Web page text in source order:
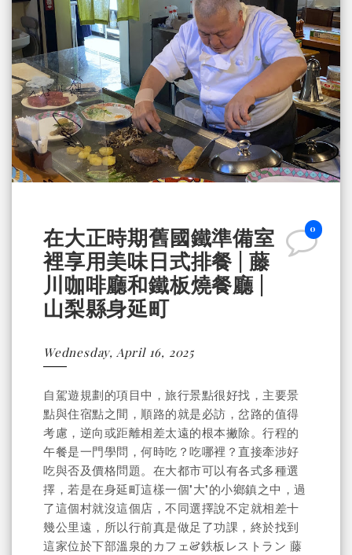
0
在大正時期舊國鐵準備室
裡享用美味日式排餐 | 藤
川咖啡廳和鐵板燒餐廳 |
山梨縣身延町
Wednesday, April 16, 2025
自駕遊規劃的項目中，旅行景點很好找，主要景
點與住宿點之間，順路的就是必訪，岔路的值得
考慮，逆向或距離相差太遠的根本撇除。行程的
午餐是一門學問，何時吃？吃哪裡？直接牽涉好
吃與否及價格問題。在大都市可以有各式多種選
擇，若是在身延町這樣一個"大"的小鄉鎮之中，過
了這個村就沒這個店，不同選擇說不定就相差十
幾公里遠，所以行前真是做足了功課，終於找到
這家位於下部溫泉的カフェ&鉄板レストラン 藤